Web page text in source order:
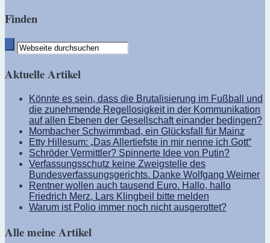
Finden
Aktuelle Artikel
Könnte es sein, dass die Brutalisierung im Fußball und
die zunehmende Regellosigkeit in der Kommunikation
auf allen Ebenen der Gesellschaft einander bedingen?
Mombacher Schwimmbad, ein Glücksfall für Mainz
Etty Hillesum: „Das Allertiefste in mir nenne ich Gott“
Schröder Vermittler? Spinnerte Idee von Putin?
Verfassungsschutz keine Zweigstelle des
Bundesverfassungsgerichts. Danke Wolfgang Weimer
Rentner wollen auch tausend Euro. Hallo, hallo
Friedrich Merz, Lars Klingbeil bitte melden
Warum ist Polio immer noch nicht ausgerottet?
Alle meine Artikel